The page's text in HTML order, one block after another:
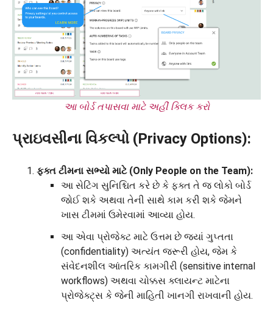
આ બોર્ડ તપાસવા માટે અહીં ક્લિક કરો
પ્રાઇવસીના વિકલ્પો (Privacy Options):
ફક્ત ટીમના સભ્યો માટે (Only People on the Team):
આ સેટિંગ સુનિશ્ચિત કરે છે કે ફક્ત તે જ લોકો બોર્ડ
જોઈ શકે અથવા તેની સાથે કામ કરી શકે જેમને
ખાસ ટીમમાં ઉમેરવામાં આવ્યા હોય.
આ એવા પ્રોજેક્ટ માટે ઉત્તમ છે જ્યાં ગુપ્તતા
(confidentiality) અત્યંત જરૂરી હોય, જેમ કે
સંવેદનશીલ આંતરિક કામગીરી (sensitive internal
workflows) અથવા ચોક્કસ ક્લાયન્ટ માટેના
પ્રોજેક્ટ્સ કે જેની માહિતી ખાનગી રાખવાની હોય.